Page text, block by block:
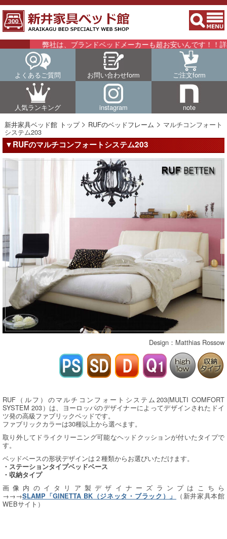
弊社は、ブランドベッドメーカーも超お安いんです！！詳細はこ
よくあるご質問 お問い合わせform ご注文form
人気ランキング instagram
note
新井家具ベッド館 トップ
RUFのベッドフレーム マルチコンフォート
システム203
▼RUFのマルチコンフォートシステム203
Design：Matthias Rossow
RUF（ルフ）のマルチコンフォートシステム203(MULTI COMFORT
SYSTEM 203）は、ヨーロッパのデザイナーによってデザインされたドイ
ツ発の高級ファブリックベッドです。
ファブリックカラーは30種以上から選べます。
取り外してドライクリーニング可能なヘッドクッションが付いたタイプで
す。
ベッドベースの形状デザインは２種類からお選びいただけます。
・ステーションタイプベッドベース
・収納タイプ
画像内のイタリア製デザイナーズランプはこちら
→→→SLAMP「GINETTA BK（ジネッタ・ブラック）」
（新井家具本館
WEBサイト）